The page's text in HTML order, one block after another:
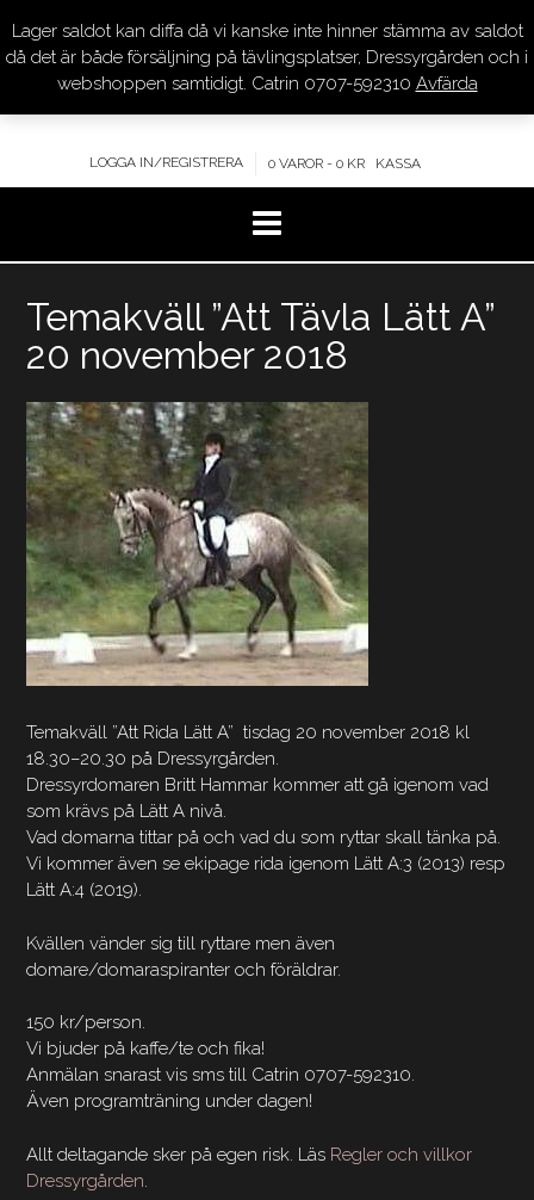
innehåll
DRESSYR.COM
KVALITET – KOMPETENS – SERVICE
LOGGA IN/REGISTRERA 0 VAROR - 0 KR KASSA
Temakväll ”Att Tävla Lätt A”
20 november 2018
Temakväll ”Att Rida Lätt A” tisdag 20 november 2018 kl
18.30–20.30 på Dressyrgården.
Dressyrdomaren Britt Hammar kommer att gå igenom vad
som krävs på Lätt A nivå.
Vad domarna tittar på och vad du som ryttar skall tänka på.
Vi kommer även se ekipage rida igenom Lätt A:3 (2013) resp
Lätt A:4 (2019).
Kvällen vänder sig till ryttare men även
domare/domaraspiranter och föräldrar.
150 kr/person.
Vi bjuder på kaffe/te och fika!
Anmälan snarast vis sms till Catrin 0707-592310.
Även programträning under dagen!
Allt deltagande sker på egen risk. Läs Regler och villkor
Dressyrgården
Lager saldot kan diffa då vi kanske inte hinner stämma av saldot
då det är både försäljning på tävlingsplatser, Dressyrgården och i
webshoppen samtidigt. Catrin 0707-592310 Avfärda